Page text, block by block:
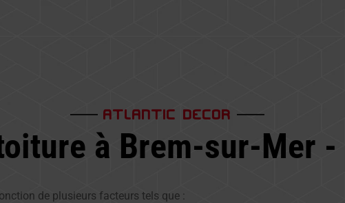
ATLANTIC DECOR
à Brem-sur-Mer
de plusieurs facteurs tels que :